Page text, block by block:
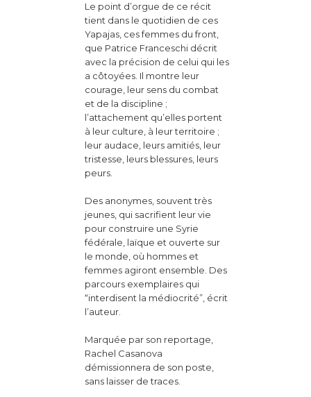
Le point d’orgue de ce récit
tient dans le quotidien de ces
Yapajas, ces femmes du front,
que Patrice Franceschi décrit
avec la précision de celui qui les
a côtoyées. Il montre leur
courage, leur sens du combat
et de la discipline ;
l’attachement qu’elles portent
à leur culture, à leur territoire ;
leur audace, leurs amitiés, leur
tristesse, leurs blessures, leurs
peurs.
Des anonymes, souvent très
jeunes, qui sacrifient leur vie
pour construire une Syrie
fédérale, laïque et ouverte sur
le monde, où hommes et
femmes agiront ensemble. Des
parcours exemplaires qui
“interdisent la médiocrité”, écrit
l’auteur.
Marquée par son reportage,
Rachel Casanova
démissionnera de son poste,
sans laisser de traces.